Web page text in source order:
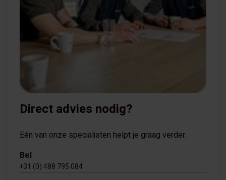
Direct advies nodig?
Eén van onze specialisten helpt je graag verder.
Bel
+31 (0) 488 795 084